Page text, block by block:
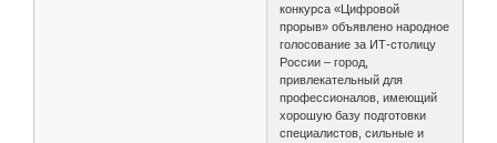
конкурса «Цифровой
прорыв» объявлено народное
голосование за ИТ-столицу
России – город,
привлекательный для
профессионалов, имеющий
хорошую базу подготовки
специалистов, сильные и